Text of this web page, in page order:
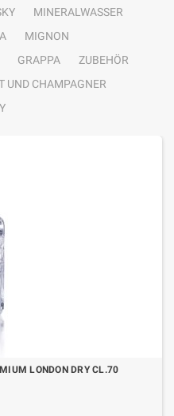
MINERALWASSER
MIGNON
GRAPPA
ZUBEHÖR
UND CHAMPAGNER
LONDON DRY CL.70